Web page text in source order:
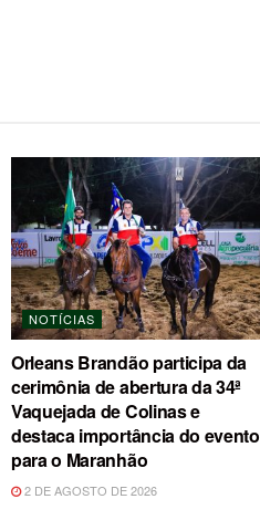
NOTÍCIAS
Orleans Brandão participa da
cerimônia de abertura da 34ª
Vaquejada de Colinas e
destaca importância do evento
para o Maranhão
2 DE AGOSTO DE 2026